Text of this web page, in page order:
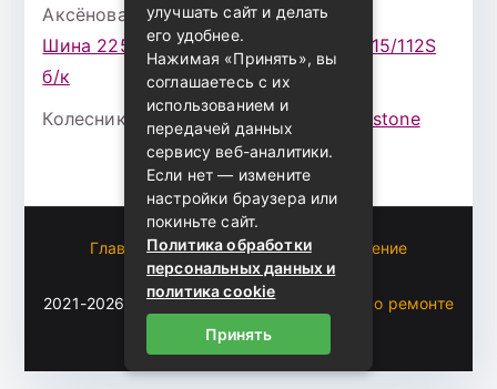
Аксёнова Адельк записи
Шина 225/75 Р-16 Nokian Rotiva HT 115/112S
б/к
Колесникова Аурикак записи Bridgestone
Главная
Пользовательское соглашение
Карта сайта
2021-2026 (c)Автоблог Владомира — все о ремонте
и эксплуатации авто
улучшать сайт и делать
его удобнее.
Нажимая «Принять», вы
соглашаетесь с их
использованием и
передачей данных
сервису веб-аналитики.
Если нет — измените
настройки браузера или
покиньте сайт.
Политика обработки
персональных данных и
политика cookie
Принять